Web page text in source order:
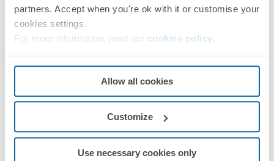
partners. Accept when you're ok with it or customise your
cookies settings.
For more information, read our cookies policy
Allow all cookies
Customize
Use necessary cookies only